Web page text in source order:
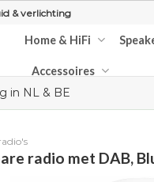
& verlichting
Home & HiFi
Accessoires
in NL & BE
radio met DAB,